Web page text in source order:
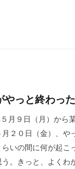
やっと終わった
月９日（月）から
２０日（金）、や
いの間に何が起こ
。きっと、よくわ